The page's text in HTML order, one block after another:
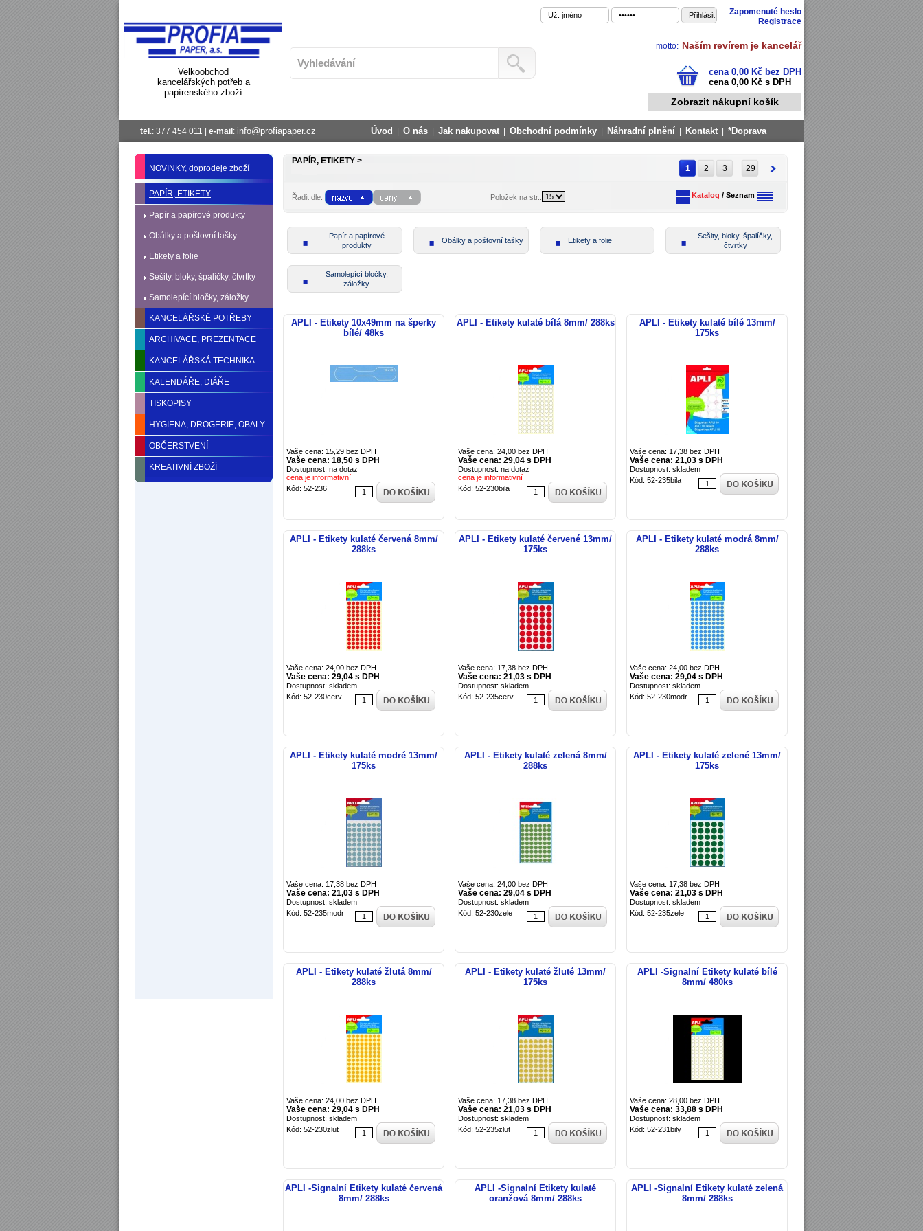
Velkoobchod
kancelářských potřeb a
papírenského zboží
Zapomenuté heslo
Registrace
motto: Naším revírem je kancelář
cena 0,00 Kč bez DPH
cena 0,00 Kč s DPH
Zobrazit nákupní košík
tel .: 377 454 011 | e-mail : info@profiapaper.cz Úvod O nás Jak nakupovat Obchodní podmínky Náhradní plnění Kontakt *Doprava
NOVINKY, doprodeje zboží
PAPÍR, ETIKETY
Papír a papírové produkty
Obálky a poštovní tašky
Etikety a folie
Sešity, bloky, špalíčky, čtvrtky
Samolepící bločky, záložky
KANCELÁŘSKÉ POTŘEBY
ARCHIVACE, PREZENTACE
KANCELÁŘSKÁ TECHNIKA
KALENDÁŘE, DIÁŘE
TISKOPISY
HYGIENA, DROGERIE, OBALY
OBČERSTVENÍ
KREATIVNÍ ZBOŽÍ
PAPÍR, ETIKETY >
1 2 3 29
Řadit dle: Položek na str.: Katalog / Seznam
Papír a papírové
produkty
Obálky a poštovní tašky Etikety a folie
Sešity, bloky, špalíčky,
čtvrtky
Samolepící bločky,
záložky
APLI - Etikety 10x49mm na šperky
bílé/ 48ks
Vaše cena: 15,29 bez DPH
Vaše cena: 18,50 s DPH
Dostupnost: na dotaz
cena je informativní
Kód: 52-236
APLI - Etikety kulaté bílá 8mm/ 288ks
Vaše cena: 24,00 bez DPH
Vaše cena: 29,04 s DPH
Dostupnost: na dotaz
cena je informativní
Kód: 52-230bila
APLI - Etikety kulaté bílé 13mm/
175ks
Vaše cena: 17,38 bez DPH
Vaše cena: 21,03 s DPH
Dostupnost: skladem
Kód: 52-235bila
APLI - Etikety kulaté červená 8mm/
288ks
Vaše cena: 24,00 bez DPH
Vaše cena: 29,04 s DPH
Dostupnost: skladem
Kód: 52-230cerv
APLI - Etikety kulaté červené 13mm/
175ks
Vaše cena: 17,38 bez DPH
Vaše cena: 21,03 s DPH
Dostupnost: skladem
Kód: 52-235cerv
APLI - Etikety kulaté modrá 8mm/
288ks
Vaše cena: 24,00 bez DPH
Vaše cena: 29,04 s DPH
Dostupnost: skladem
Kód: 52-230modr
APLI - Etikety kulaté modré 13mm/
175ks
Vaše cena: 17,38 bez DPH
Vaše cena: 21,03 s DPH
Dostupnost: skladem
Kód: 52-235modr
APLI - Etikety kulaté zelená 8mm/
288ks
Vaše cena: 24,00 bez DPH
Vaše cena: 29,04 s DPH
Dostupnost: skladem
Kód: 52-230zele
APLI - Etikety kulaté zelené 13mm/
175ks
Vaše cena: 17,38 bez DPH
Vaše cena: 21,03 s DPH
Dostupnost: skladem
Kód: 52-235zele
APLI - Etikety kulaté žlutá 8mm/
288ks
Vaše cena: 24,00 bez DPH
Vaše cena: 29,04 s DPH
Dostupnost: skladem
Kód: 52-230zlut
APLI - Etikety kulaté žluté 13mm/
175ks
Vaše cena: 17,38 bez DPH
Vaše cena: 21,03 s DPH
Dostupnost: skladem
Kód: 52-235zlut
APLI -Signalní Etikety kulaté bílé
8mm/ 480ks
Vaše cena: 28,00 bez DPH
Vaše cena: 33,88 s DPH
Dostupnost: skladem
Kód: 52-231bily
APLI -Signalní Etikety kulaté červená
8mm/ 288ks
APLI -Signalní Etikety kulaté
oranžová 8mm/ 288ks
APLI -Signalní Etikety kulaté zelená
8mm/ 288ks